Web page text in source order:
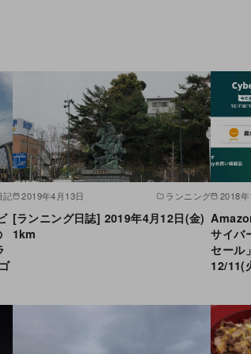
記 2019年4月13日 ランニング
[ランニング日誌] 2019年4月12日(金)
1km
2018
サイバ
セール
12/11(